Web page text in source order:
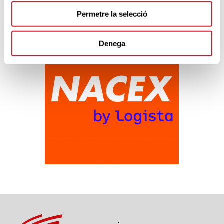
Permetre la selecció
Denega
Sponsors & Partners oficials